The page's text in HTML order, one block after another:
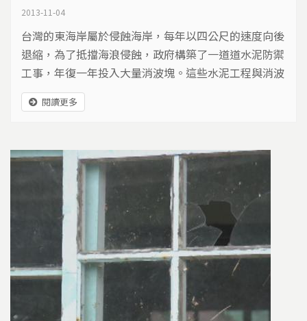
2013-11-04
台灣的東海岸屬於侵蝕海岸，每年以四公尺的速度向後
退縮，為了抵擋海浪侵蝕，政府構築了一道道水泥防禦
工事，年復一年投入大量消波塊。這些水泥工程與消波
塊，是否真能替我們守住最後的海岸線？
閱讀更多